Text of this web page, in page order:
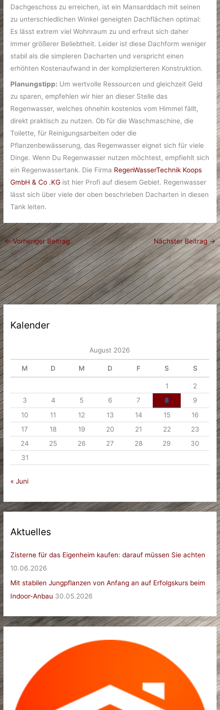
Dachgeschoss zu erreichen, ist ein Mansarddach mit seinen
zu unterschiedlichen Winkel geneigten Dachflächen optimal:
Es lässt extrem viel Wohnraum zu und erfreut sich daher
immer größerer Beliebtheit. Leider ist diese Dachform weniger
stabil als die simpleren Dacharten und verspricht einen
erhöhten Kostenaufwand in der komplizierteren Konstruktion.
Planungstipp: Um wertvolle Ressourcen und gleichzeit Geld
zu sparen, empfehlen wir hier an dieser Stelle das
Regenwasser, welches ohnehin kostenlos vom Himmel fällt,
direkt praktisch zu nutzen. Ob für die Waschmaschine, die
Toilette, für Reinigungsarbeiten oder die
Pflanzenbewässerung, das Regenwasser eignet sich für viele
Dinge. Wenn Du Regenwasser nutzen möchtest, empfiehlt sich
ein Regenwassertank. Die Firma RegenWasserTechnik Koops
GmbH & Co .KG ist hier Profi auf diesem Gebiet. Regenwasser
lässt sich über viele der oben beschrieben Dacharten in diesen
Tank leiten.
←Vorheriger Beitrag Nächster Beitrag →
Kalender
August 2026
M D M D F S S
1
2
3
4 5 6 7 8
9
10
11 12 13 14 15
16
17
18 19 20 21 22
23
24
25 26 27 28 29
30
31
« Juni
Aktuelles
Zisterne für das Eigenheim kaufen: darauf müssen Sie achten
10.06.2026
Mit stabilen Jungpflanzen von Anfang an auf Erfolgskurs beim
Indoor-Anbau 30.05.2026